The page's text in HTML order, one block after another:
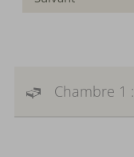
Chambre 1 :